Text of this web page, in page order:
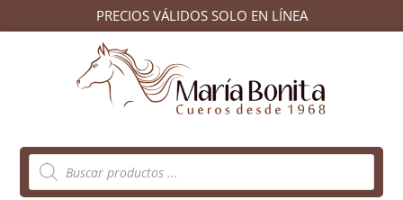
PRECIOS VÁLIDOS SOLO EN LÍNEA
Búsqueda
de
productos